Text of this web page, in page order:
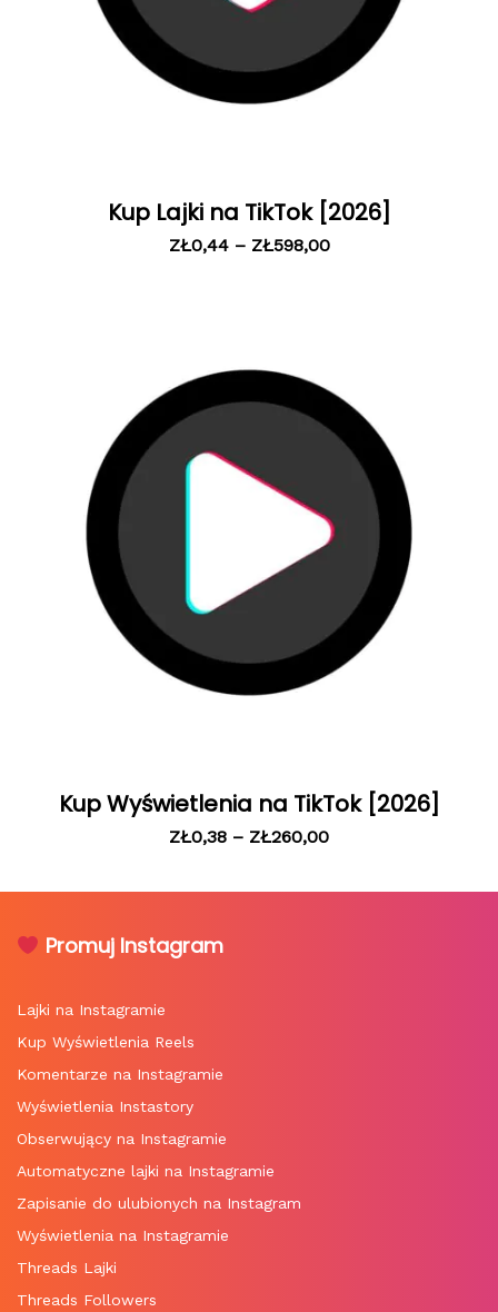
Kup Lajki na TikTok [2026]
ZŁ0,44 – ZŁ598,00
Kup Wyświetlenia na TikTok [2026]
ZŁ0,38 – ZŁ260,00
Promuj Instagram
Lajki na Instagramie
Kup Wyświetlenia Reels
Komentarze na Instagramie
Wyświetlenia Instastory
Obserwujący na Instagramie
Automatyczne lajki na Instagramie
Zapisanie do ulubionych na Instagram
Wyświetlenia na Instagramie
Threads Lajki
Threads Followers